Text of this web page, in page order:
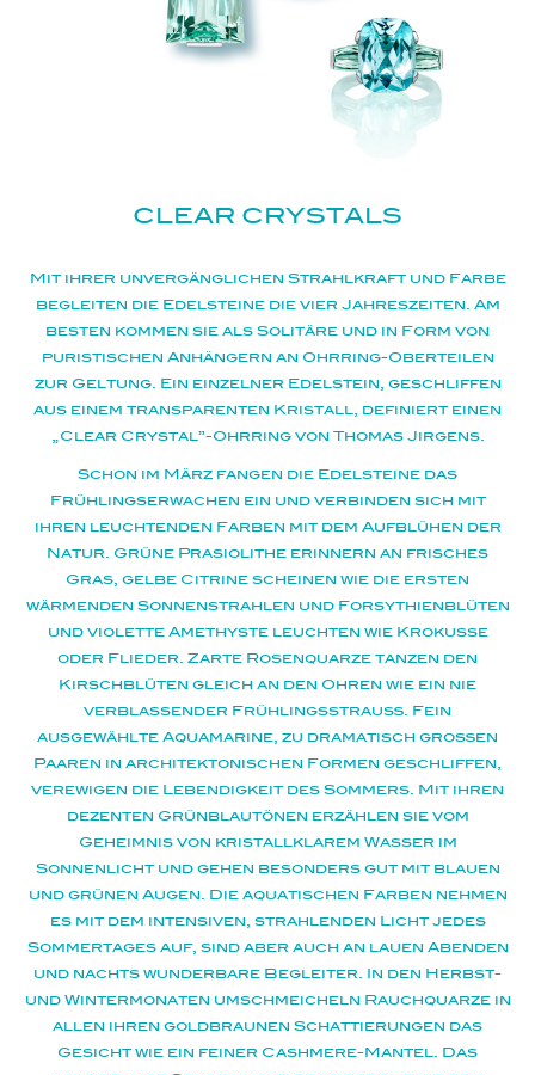
CLEAR CRYSTALS
Mit ihrer unvergänglichen Strahlkraft und Farbe
begleiten die Edelsteine die vier Jahreszeiten. Am
besten kommen sie als Solitäre und in Form von
puristischen Anhängern an Ohrring-Oberteilen
zur Geltung. Ein einzelner Edelstein, geschliffen
aus einem transparenten Kristall, definiert einen
„Clear Crystal”-Ohrring von Thomas Jirgens.
Schon im März fangen die Edelsteine das
Frühlingserwachen ein und verbinden sich mit
ihren leuchtenden Farben mit dem Aufblühen der
Natur. Grüne Prasiolithe erinnern an frisches
Gras, gelbe Citrine scheinen wie die ersten
wärmenden Sonnenstrahlen und Forsythienblüten
und violette Amethyste leuchten wie Krokusse
oder Flieder. Zarte Rosenquarze tanzen den
Kirschblüten gleich an den Ohren wie ein nie
verblassender Frühlingsstrauß. Fein
ausgewählte Aquamarine, zu dramatisch großen
Paaren in architektonischen Formen geschliffen,
verewigen die Lebendigkeit des Sommers. Mit ihren
dezenten Grünblautönen erzählen sie vom
Geheimnis von kristallklarem Wasser im
Sonnenlicht und gehen besonders gut mit blauen
und grünen Augen. Die aquatischen Farben nehmen
es mit dem intensiven, strahlenden Licht jedes
Sommertages auf, sind aber auch an lauen Abenden
und nachts wunderbare Begleiter. In den Herbst-
und Wintermonaten umschmeicheln Rauchquarze in
allen ihren goldbraunen Schattierungen das
Gesicht wie ein feiner Cashmere-Mantel. Das